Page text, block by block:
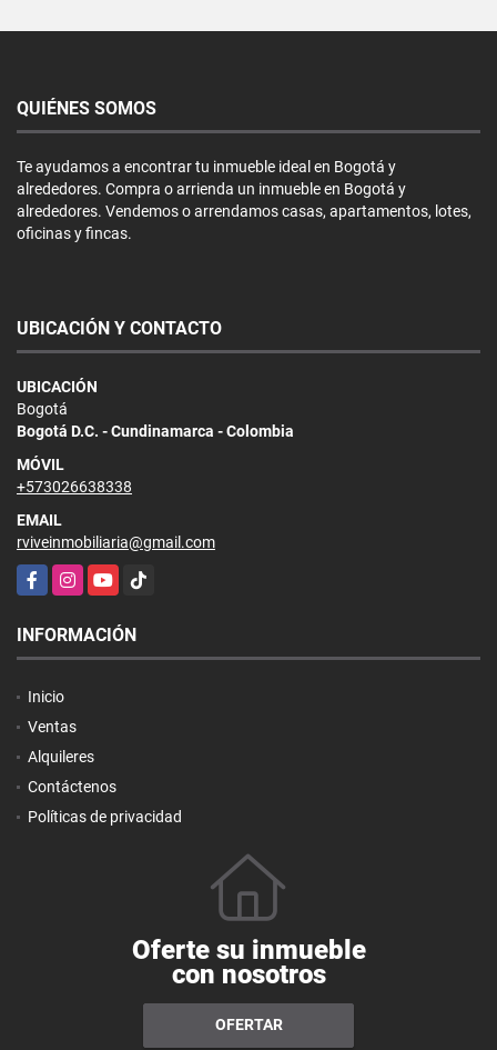
QUIÉNES SOMOS
Te ayudamos a encontrar tu inmueble ideal en Bogotá y
alrededores. Compra o arrienda un inmueble en Bogotá y
alrededores. Vendemos o arrendamos casas, apartamentos, lotes,
oficinas y fincas.
UBICACIÓN Y CONTACTO
UBICACIÓN
Bogotá
Bogotá D.C. - Cundinamarca - Colombia
MÓVIL
+573026638338
EMAIL
rviveinmobiliaria@gmail.com
FacebookInstagramYouTubeTikTok
INFORMACIÓN
Inicio
Ventas
Alquileres
Contáctenos
Políticas de privacidad
Oferte su inmueble
con nosotros
OFERTAR